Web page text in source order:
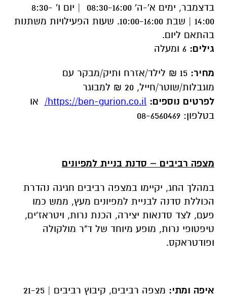
בדצמבר, ימים א'-ה' 08:30-16:00 | יום ו' 8:30-
14:00 | שבת 10:00-16:00. שעות הפעילויות משתנות
בהתאם ליום.
גילים: 6 ומעלה
מחיר:
15 ₪ לילד/אזרח ותיק/מבקר עם
מוגבלות/שוטר/חייל, 20 ₪ למבוגר
לפרטים נוספים: https://ben-gurion.co.il/
או
בטלפון: 08-6560469
מצפה רביבים – סדנת בניית למפיונים
במהלך החג, יקיימו במצפה רביבים חגיגה נהדרת
הכוללת סדנה לבניית למפיונים מעץ, ממש כמו
פעם, לצד סדנאות יצירה, הכנת נרות, ויטראז'ים,
טיפטופי נרות, מופע מיוחד של ד"ר מולקולה
ופודטראקס.
איפה ומתי:
מצפה רביבים, קיבוץ רביבים | 21-25